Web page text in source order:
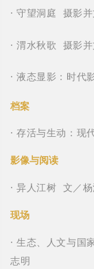
· 守望洞庭 摄影
· 渭水秋歌 摄影
· 液态显影：时代
档案
· 存活与生动：现
影像与阅读
· 异人江树 文／杨
现场
· 生态、人文与国
志明